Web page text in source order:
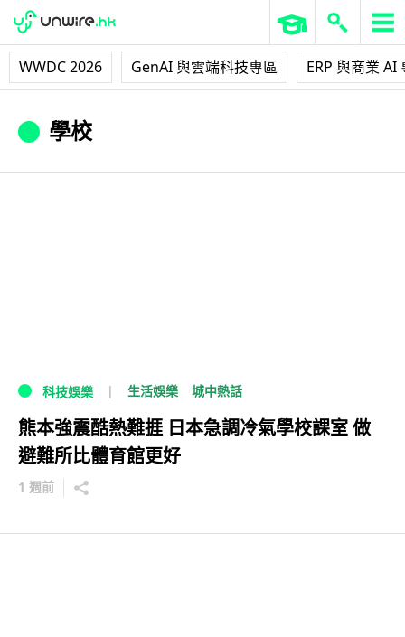
WWDC 2026 GenAI 與雲端科技專區 ERP 與商業 AI
學校
科技娛樂 生活娛樂 城中熱話
熊本強震酷熱難捱 日本急調冷氣學校課室 做
避難所比體育館更好
1 週前